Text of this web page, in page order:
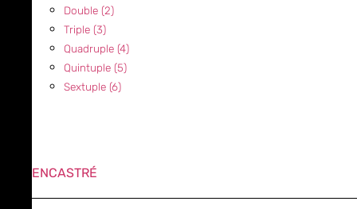
Double (2)
Triple (3)
Quadruple (4)
Quintuple (5)
Sextuple (6)
ENCASTRÉ